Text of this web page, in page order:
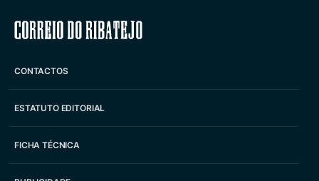
Correio do Ribatejo
CONTACTOS
ESTATUTO EDITORIAL
FICHA TÉCNICA